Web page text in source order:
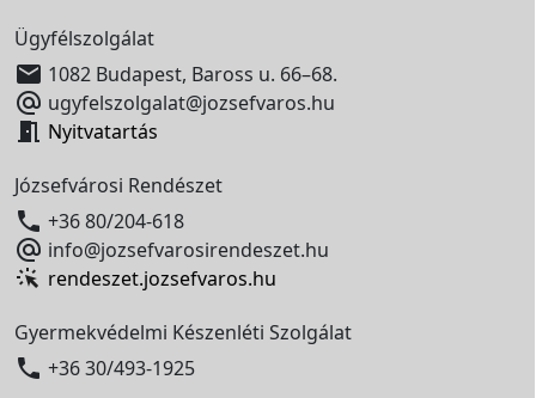
Ügyfélszolgálat
 1082 Budapest, Baross u. 66–68.
 ugyfelszolgalat@jozsefvaros.hu
 Nyitvatartás
Józsefvárosi Rendészet
 +36 80/204-618
 info@jozsefvarosirendeszet.hu
rendeszet.jozsefvaros.hu
Gyermekvédelmi Készenléti Szolgálat
 +36 30/493-1925